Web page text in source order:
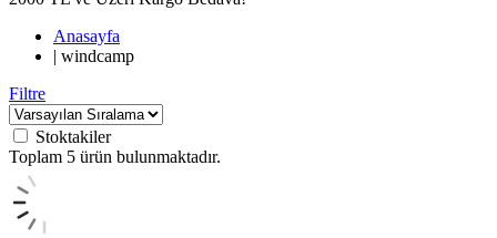
Anasayfa
| windcamp
Filtre
Stoktakiler
Toplam 5 ürün bulunmaktadır.